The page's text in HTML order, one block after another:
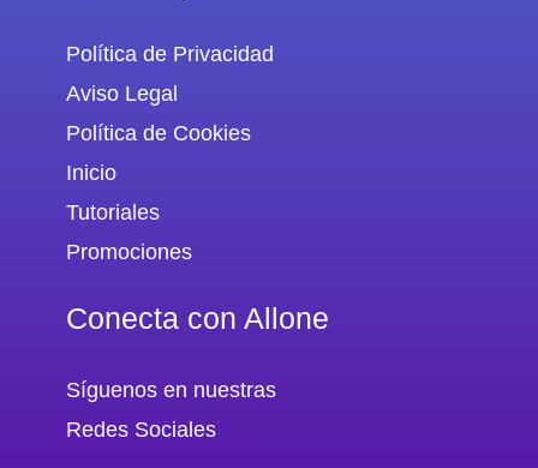
Política de Privacidad
Aviso Legal
Política de Cookies
Inicio
Tutoriales
Promociones
Conecta con Allone
Síguenos en nuestras
Redes Sociales